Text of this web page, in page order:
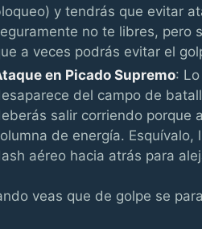
y tendrás que evitar
no te libres, pero
a veces podrás evitar el
en Picado Supremo:
del campo de
salir corriendo porque
de energía.
aéreo hacia atrás para
veas que de golpe se